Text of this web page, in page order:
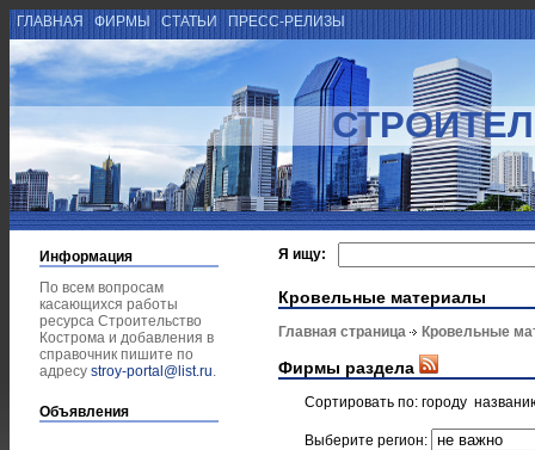
ГЛАВНАЯ ФИРМЫ СТАТЬИ ПРЕСС-РЕЛИЗЫ
Информация
По всем вопросам
касающихся работы
ресурса Строительство
Кострома и добавления в
справочник пишите по
адресу stroy-portal@list.ru.
Объявления
Я ищу:
Кровельные материалы
Главная страница Кровельные
Фирмы раздела
Сортировать по: городу
Выберите регион: